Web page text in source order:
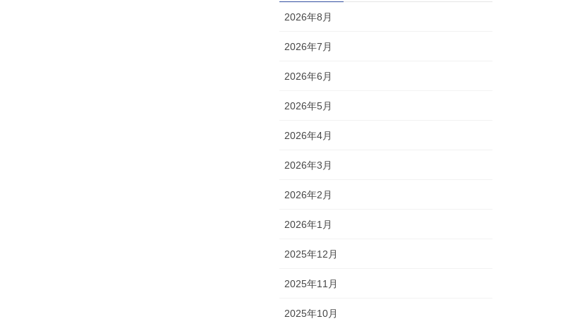
2026年8月
2026年7月
2026年6月
2026年5月
2026年4月
2026年3月
2026年2月
2026年1月
2025年12月
2025年11月
2025年10月